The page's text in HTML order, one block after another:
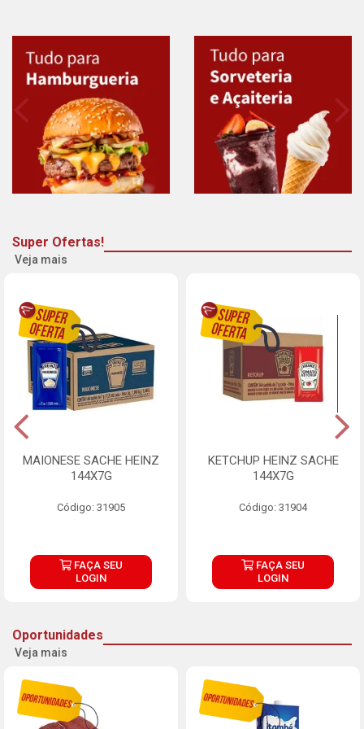
Super Ofertas!
Veja mais
MAIONESE SACHE HEINZ
144X7G
Código: 31905
FAÇA SEU
LOGIN
KETCHUP HEINZ SACHE
144X7G
Código: 31904
FAÇA SEU
LOGIN
Oportunidades
Veja mais